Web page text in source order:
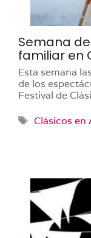
Semana
familiar en
Esta semana
de los
Festival de
Etiquetas
Clásicos en